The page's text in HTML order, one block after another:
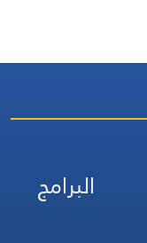
البرامج